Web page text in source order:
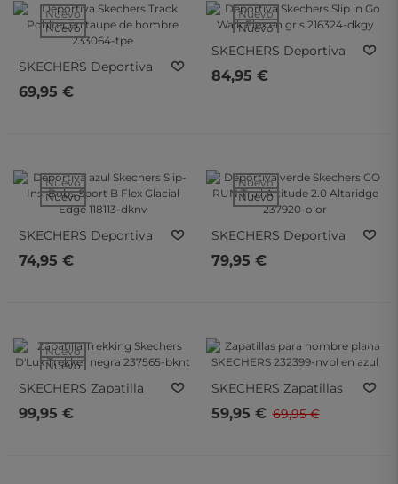
Nuevo
Nuevo
SKECHERS Deportiva
Skechers Track Pohlter
En Taupe De Hombre
69,95 €
Nuevo
Nuevo
SKECHERS Deportiva
Skechers Slip In Go
Walk Flex En Gris
84,95 €
Nuevo
Nuevo
SKECHERS Deportiva
Azul Skechers Slip-Ins:
Bobs Sport B Flex
74,95 €
Nuevo
Nuevo
SKECHERS Deportiva
Verde Skechers GO
RUN Trail Altitude 2.0
79,95 €
Nuevo
Nuevo
SKECHERS Zapatilla
Trekking Skechers
D'Lux Trekker Negra
99,95 €
- 15%
SKECHERS Zapatillas
Para Hombre Plana
SKECHERS 232399-Nvbl
59,95 € 69,95 €